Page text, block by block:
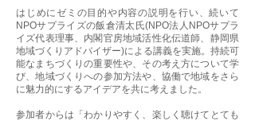
はじめにゼミの目的や内容の説明を行い、続いて
NPOサプライズの飯倉清太氏(NPO法人NPOサプラ
イズ代表理事、内閣官房地域活性化伝道師、静岡県
地域づくりアドバイザー)による講義を実施。持続可
能なまちづくりの重要性や、その考え方について学
び、地域づくりへの参加方法や、協働で地域をさら
に魅力的にするアイデアを共に考えました。
参加者からは「わかりやすく、楽しく聴けてとても